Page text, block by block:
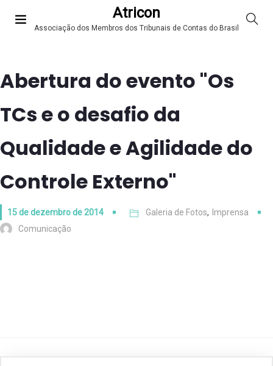
Atricon
Associação dos Membros dos Tribunais de Contas do Brasil
Abertura do evento "Os
TCs e o desafio da
Qualidade e Agilidade do
Controle Externo"
15 de dezembro de 2014 Galeria de Fotos,
Imprensa
Comunicação